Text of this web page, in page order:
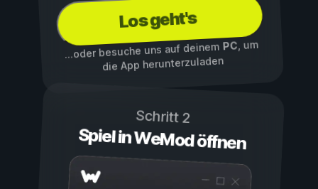
Los geht's
...oder besuche uns auf deinemPC, um
die App herunterzuladen
Schritt 2
Spiel in WeMod öffnen